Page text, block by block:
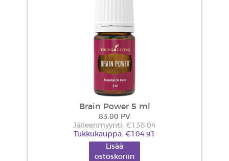
Brain Power 5 ml
83.00 PV
Jälleenmyynti: €138.04
Tukkukauppa: €104.91
Lisää
ostoskoriin